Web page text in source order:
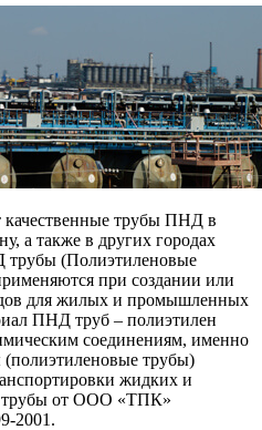
трубы ПНД в
а также в других городах
(Полиэтиленовые
при создании или
для жилых и промышленных
ПНД труб – полиэтилен
соединениям, именно
трубы)
жидких и
трубы от ООО «ТПК»
2001.